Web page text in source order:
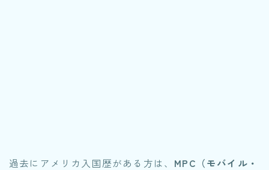
過去にアメリカ入国歴がある方は、 MPC（モバイル・